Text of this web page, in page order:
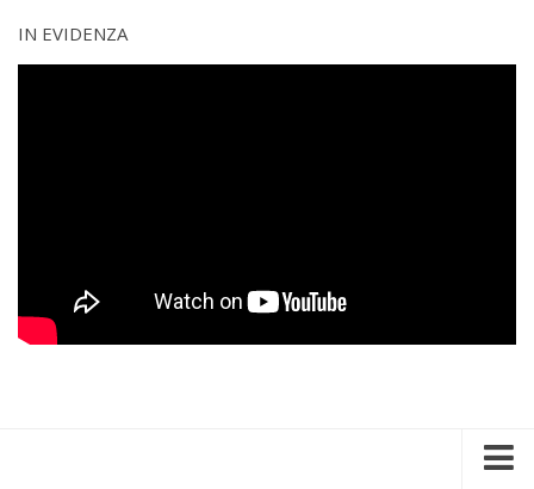
IN EVIDENZA